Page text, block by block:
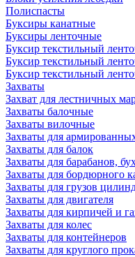
Полиспасты
Буксиры канатные
Буксиры ленточные
Буксир текстильный
Буксир текстильный
Буксир текстильный
Захваты
Захват для лестничных
Захваты балочные
Захваты вилочные
Захваты для
Захваты для балок
Захваты для барабанов,
Захваты для бордюрного
Захваты для грузов
Захваты для двигателя
Захваты для кирпичей и
Захваты для колес
Захваты для контейнеров
Захваты для круглого